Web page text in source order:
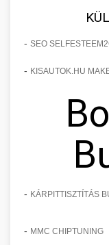
- SEO
- KISAUTOK.HU
- KÁRPITTISZTÍTÁS
- MMC CHIPTUNING